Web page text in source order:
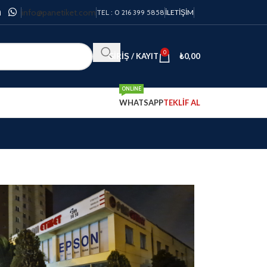
info@panetiket.com TEL : 0 216 399 5858 İLETIŞIM
GIRIŞ / KAYIT 0 ₺0,00
WHATSAPP
ONLINE
TEKLİF AL